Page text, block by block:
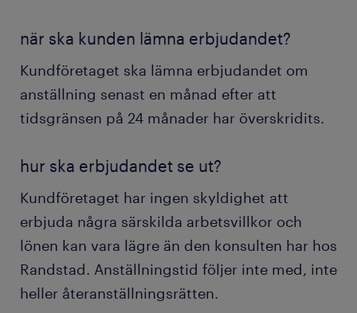
när ska kunden lämna erbjudandet?
Kundföretaget ska lämna erbjudandet om
anställning senast en månad efter att
tidsgränsen på 24 månader har överskridits.
hur ska erbjudandet se ut?
Kundföretaget har ingen skyldighet att
erbjuda några särskilda arbetsvillkor och
lönen kan vara lägre än den konsulten har hos
Randstad. Anställningstid följer inte med, inte
heller återanställningsrätten.